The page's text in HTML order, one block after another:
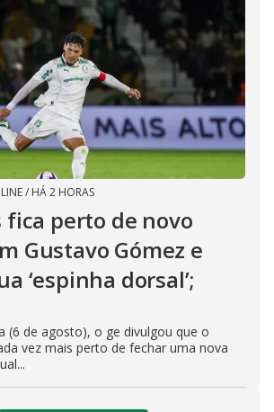
/ HÁ 2 HORAS
fica perto de novo
Gustavo Gómez e
‘espinha dorsal’;
(6 de agosto), o ge divulgou que o
vez mais perto de fechar uma nova